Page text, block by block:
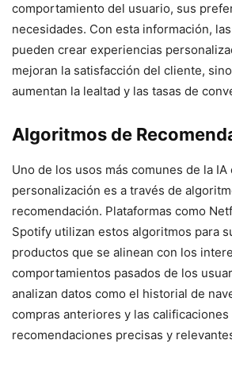
comportamiento del usuario, sus
necesidades. Con esta información,
pueden crear experiencias
mejoran la satisfacción del cliente,
aumentan la lealtad y las tasas de
Algoritmos de
Uno de los usos más comunes de la IA
personalización es a través de
recomendación. Plataformas como
Spotify utilizan estos algoritmos para
productos que se alinean con los
comportamientos pasados de los
analizan datos como el historial de
compras anteriores y las
recomendaciones precisas y